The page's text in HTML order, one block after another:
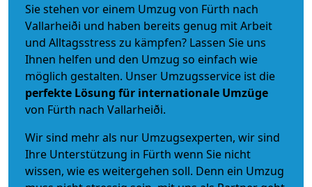
Sie stehen vor einem Umzug von Fürth nach
Vallarheiði und haben bereits genug mit Arbeit
und Alltagsstress zu kämpfen? Lassen Sie uns
Ihnen helfen und den Umzug so einfach wie
möglich gestalten. Unser Umzugsservice ist die
perfekte Lösung für internationale Umzüge
von Fürth nach Vallarheiði.
Wir sind mehr als nur Umzugsexperten, wir sind
Ihre Unterstützung in Fürth wenn Sie nicht
wissen, wie es weitergehen soll. Denn ein Umzug